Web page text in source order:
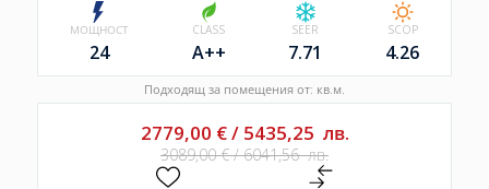
МОЩНОСТ
24
CLASS
A++
SEER
7.71
SCOP
4.26
Подходящ за помещения от: кв.м.
2779,00 €/ 5435,25 лв.
3089,00€/6041,56лв.